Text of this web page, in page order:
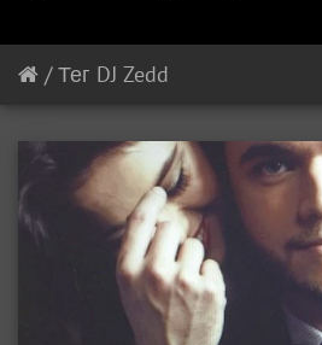
/Тег DJ Zedd